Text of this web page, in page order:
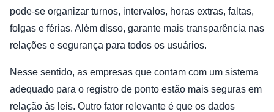
pode-se organizar turnos, intervalos, horas extras, faltas,
folgas e férias. Além disso, garante mais transparência nas
relações e segurança para todos os usuários.
Nesse sentido, as empresas que contam com um sistema
adequado para o registro de ponto estão mais seguras em
relação às leis. Outro fator relevante é que os dados